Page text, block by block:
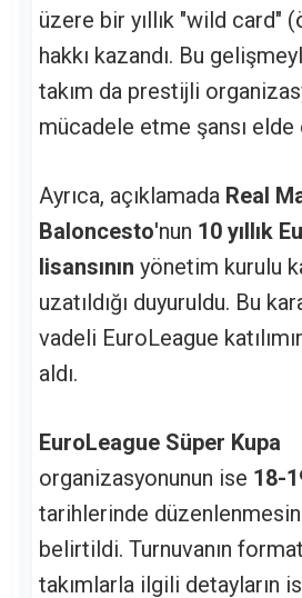
üzere bir yıllık "wild card"
hakkı kazandı. Bu
takım da prestijli
mücadele etme şansı elde
Ayrıca, açıklamada Real
Baloncesto'nun 10 yıllık
lisansının yönetim kurulu
uzatıldığı duyuruldu. Bu
vadeli EuroLeague
aldı.
EuroLeague Süper Kupa
organizasyonunun ise 18-
tarihlerinde
belirtildi. Turnuvanın
takımlarla ilgili detayların